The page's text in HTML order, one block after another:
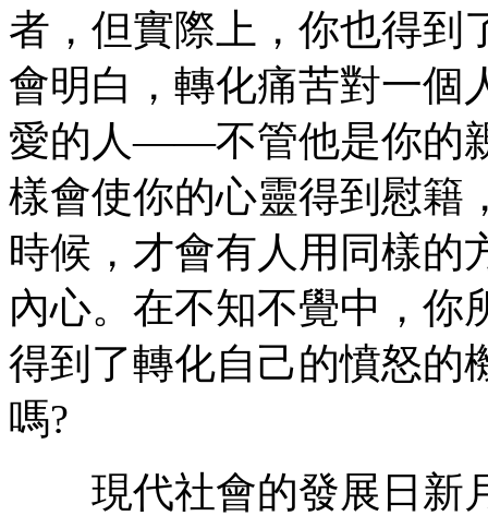
者，但實際上，你也得到
會明白，轉化痛苦對一個
愛的人——不管他是你的
樣會使你的心靈得到慰籍
時候，才會有人用同樣的
內心。在不知不覺中，你
得到了轉化自己的憤怒的
嗎?
現代社會的發展日新